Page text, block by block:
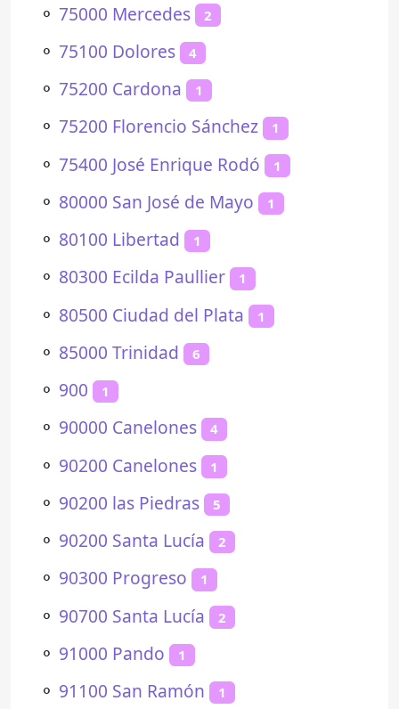
⚬ 75000 Mercedes 2
⚬ 75100 Dolores 4
⚬ 75200 Cardona 1
⚬ 75200 Florencio Sánchez 1
⚬ 75400 José Enrique Rodó 1
⚬ 80000 San José de Mayo 1
⚬ 80100 Libertad 1
⚬ 80300 Ecilda Paullier 1
⚬ 80500 Ciudad del Plata 1
⚬ 85000 Trinidad 6
⚬ 900 1
⚬ 90000 Canelones 4
⚬ 90200 Canelones 1
⚬ 90200 las Piedras 5
⚬ 90200 Santa Lucía 2
⚬ 90300 Progreso 1
⚬ 90700 Santa Lucía 2
⚬ 91000 Pando 1
⚬ 91100 San Ramón 1